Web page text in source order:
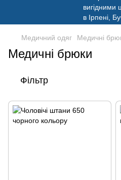
Медичний одяг Медичні
Медичні брюки
Фільтр